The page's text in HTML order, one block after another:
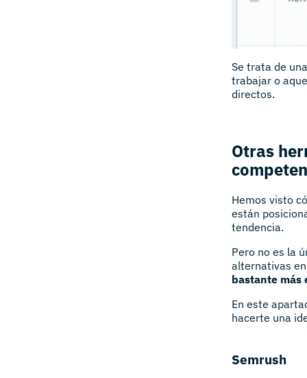
Se trata de
trabajar o
directos.
Otras
Hemos visto
están
tendencia.
Pero no es la
alternativas
bastante más
En este
hacerte una
Semrush